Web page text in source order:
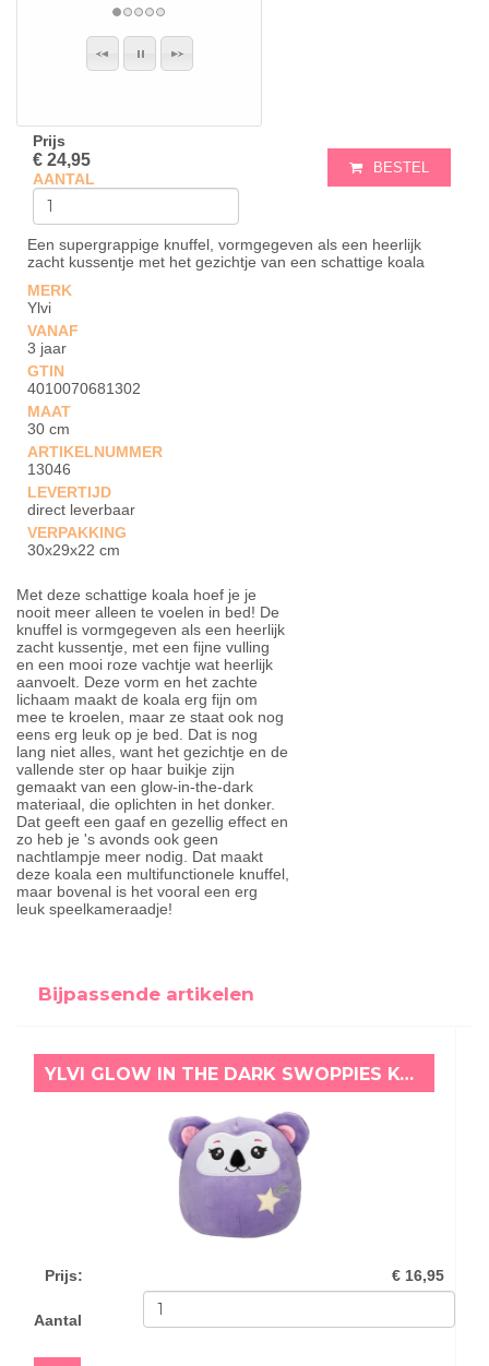
Prijs
€ 24,95
AANTAL
BESTEL
Een supergrappige knuffel, vormgegeven als een heerlijk
zacht kussentje met het gezichtje van een schattige koala
MERK
Ylvi
VANAF
3 jaar
GTIN
4010070681302
MAAT
30 cm
ARTIKELNUMMER
13046
LEVERTIJD
direct leverbaar
VERPAKKING
30x29x22 cm
Met deze schattige koala hoef je je
nooit meer alleen te voelen in bed! De
knuffel is vormgegeven als een heerlijk
zacht kussentje, met een fijne vulling
en een mooi roze vachtje wat heerlijk
aanvoelt. Deze vorm en het zachte
lichaam maakt de koala erg fijn om
mee te kroelen, maar ze staat ook nog
eens erg leuk op je bed. Dat is nog
lang niet alles, want het gezichtje en de
vallende ster op haar buikje zijn
gemaakt van een glow-in-the-dark
materiaal, die oplichten in het donker.
Dat geeft een gaaf en gezellig effect en
zo heb je 's avonds ook geen
nachtlampje meer nodig. Dat maakt
deze koala een multifunctionele knuffel,
maar bovenal is het vooral een erg
leuk speelkameraadje!
Bijpassende artikelen
YLVI GLOW IN THE DARK SWOPPIES KOALA (20 CM)
Prijs: € 16,95
Aantal